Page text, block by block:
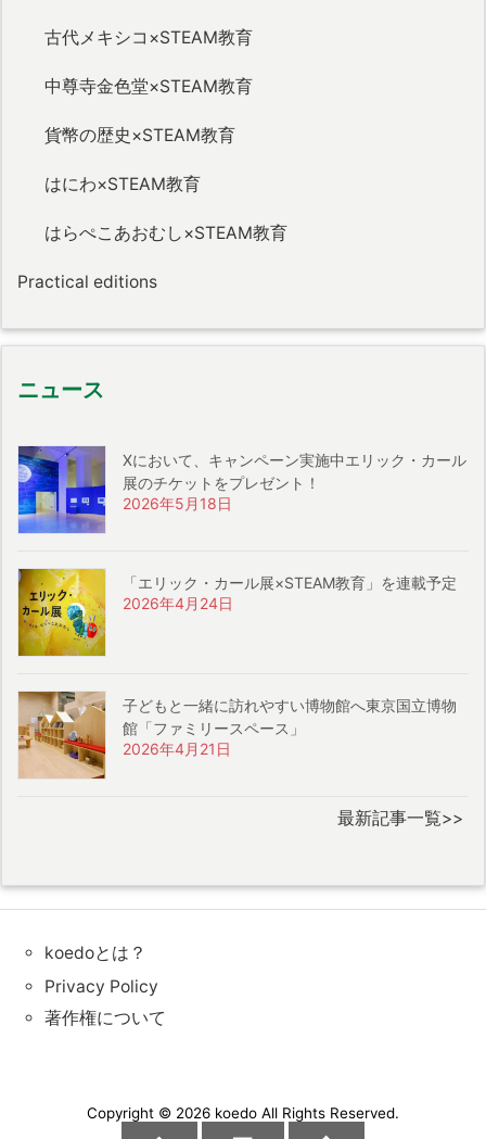
古代メキシコ×STEAM教育
中尊寺金色堂×STEAM教育
貨幣の歴史×STEAM教育
はにわ×STEAM教育
はらぺこあおむし×STEAM教育
Practical editions
ニュース
Xにおいて、キャンペーン実施中エリック・カール
展のチケットをプレゼント！
2026年5月18日
「エリック・カール展×STEAM教育」を連載予定
2026年4月24日
子どもと一緒に訪れやすい博物館へ東京国立博物
館「ファミリースペース」
2026年4月21日
最新記事一覧>>
koedoとは？
Privacy Policy
著作権について
Copyright © 2026 koedo All Rights Reserved.